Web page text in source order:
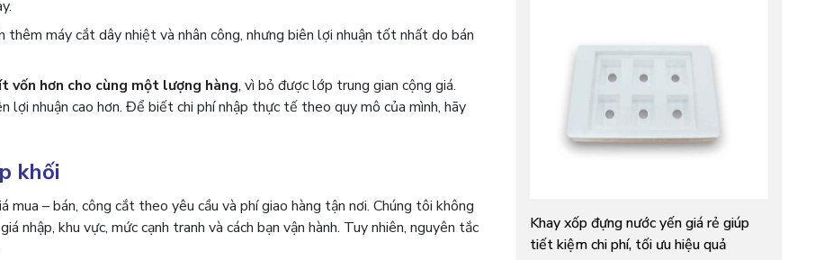
thêm máy cắt dây nhiệt và nhân công, nhưng biên lợi nhuận tốt nhất do bán
vốn hơn cho cùng một lượng hàng, vì bỏ được lớp trung gian cộng giá.
lợi nhuận cao hơn. Để biết chi phí nhập thực tế theo quy mô của mình, hãy
khối
mua – bán, công cắt theo yêu cầu và phí giao hàng tận nơi. Chúng tôi không
khu vực, mức cạnh tranh và cách bạn vận hành. Tuy nhiên, nguyên tắc
Khay xốp đựng nước yến giá rẻ giúp
tiết kiệm chi phí, tối ưu hiệu quả